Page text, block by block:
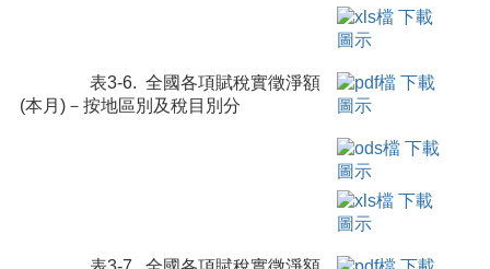
表3-6. 全國各項賦稅實徵淨額
(本月)－按地區別及稅目別分